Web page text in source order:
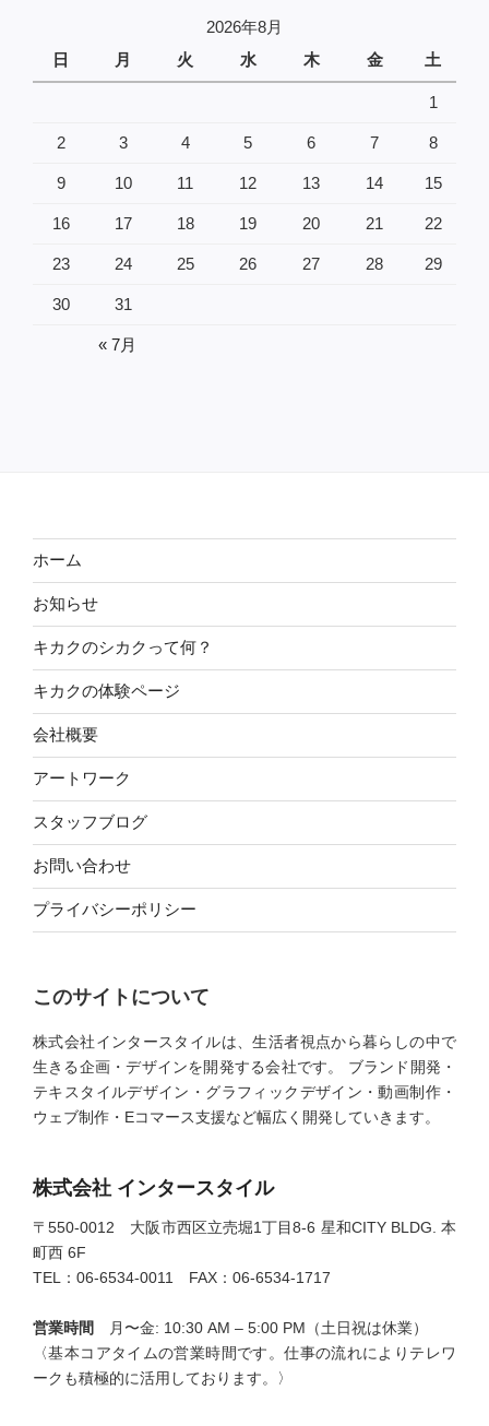
2026年8月
日
月 火 水 木 金 土
1
2 3 4 5 6 7 8
9 10 11 12 13 14 15
16 17 18 19 20 21 22
23 24 25 26 27 28 29
30 31
« 7月
ホーム
お知らせ
キカクのシカクって何？
キカクの体験ページ
会社概要
アートワーク
スタッフブログ
お問い合わせ
プライバシーポリシー
このサイトについて
株式会社インタースタイルは、生活者視点から暮らしの中で
生きる企画・デザインを開発する会社です。 ブランド開発・
テキスタイルデザイン・グラフィックデザイン・動画制作・
ウェブ制作・Eコマース支援など幅広く開発していきます。
株式会社 インタースタイル
〒550-0012 大阪市西区立売堀1丁目8-6 星和CITY BLDG. 本
町西 6F
TEL：06-6534-0011 FAX：06-6534-1717
営業時間
月〜金: 10:30 AM – 5:00 PM（土日祝は休業）
〈基本コアタイムの営業時間です。仕事の流れによりテレワ
ークも積極的に活用しております。〉